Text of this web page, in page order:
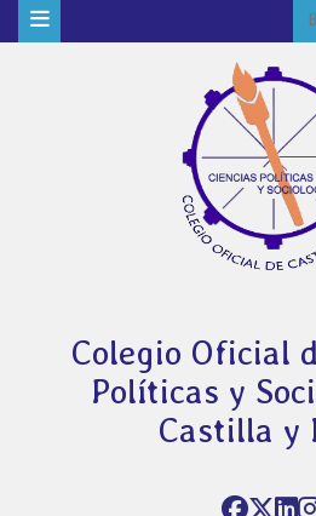
Colegio Oficial
Políticas y
Castilla y